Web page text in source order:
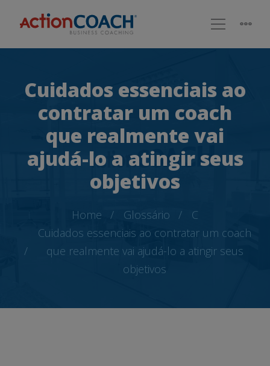
Cuidados essenciais ao
contratar um coach
que realmente vai
ajudá-lo a atingir seus
objetivos
Home Glossário
C
Cuidados essenciais ao contratar um coach
que realmente vai ajudá-lo a atingir seus
objetivos